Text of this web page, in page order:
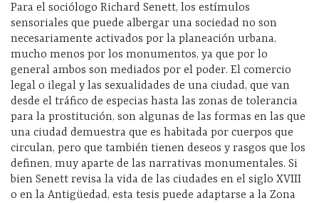
Para el sociólogo Richard Senett, los estímulos
sensoriales que puede albergar una sociedad no son
necesariamente activados por la planeación urbana,
mucho menos por los monumentos, ya que por lo
general ambos son mediados por el poder. El comercio
legal o ilegal y las sexualidades de una ciudad, que van
desde el tráfico de especias hasta las zonas de tolerancia
para la prostitución, son algunas de las formas en las que
una ciudad demuestra que es habitada por cuerpos que
circulan, pero que también tienen deseos y rasgos que los
definen, muy aparte de las narrativas monumentales. Si
bien Senett revisa la vida de las ciudades en el siglo XVIII
o en la Antigüedad, esta tesis puede adaptarse a la Zona